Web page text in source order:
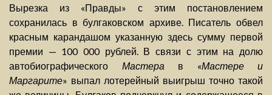
Вырезка из «Правды» с этим постановлением
сохранилась в булгаковском архиве. Писатель обвел
красным карандашом указанную здесь сумму первой
премии — 100 000 рублей. В связи с этим на долю
автобиографического Мастера в «Мастере и
Маргарите» выпал лотерейный выигрыш точно такой